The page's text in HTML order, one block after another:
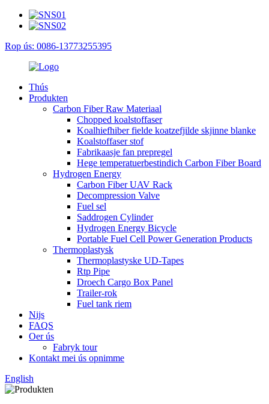
Rop ús: 0086-13773255395
Thús
Produkten
Carbon Fiber Raw Materiaal
Chopped koalstoffaser
Koalhiefhiber fielde koatzefjilde skjinne blanke
Koalstoffaser stof
Fabrikaasje fan prepregel
Hege temperatuerbestindich Carbon Fiber Board
Hydrogen Energy
Carbon Fiber UAV Rack
Decompression Valve
Fuel sel
Saddrogen Cylinder
Hydrogen Energy Bicycle
Portable Fuel Cell Power Generation Products
Thermoplastysk
Thermoplastyske UD-Tapes
Rtp Pipe
Droech Cargo Box Panel
Trailer-rok
Fuel tank riem
Nijs
FAQS
Oer ús
Fabryk tour
Kontakt mei ús opnimme
English